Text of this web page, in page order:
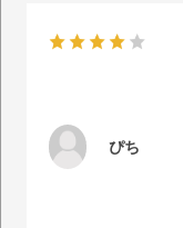
ぴち